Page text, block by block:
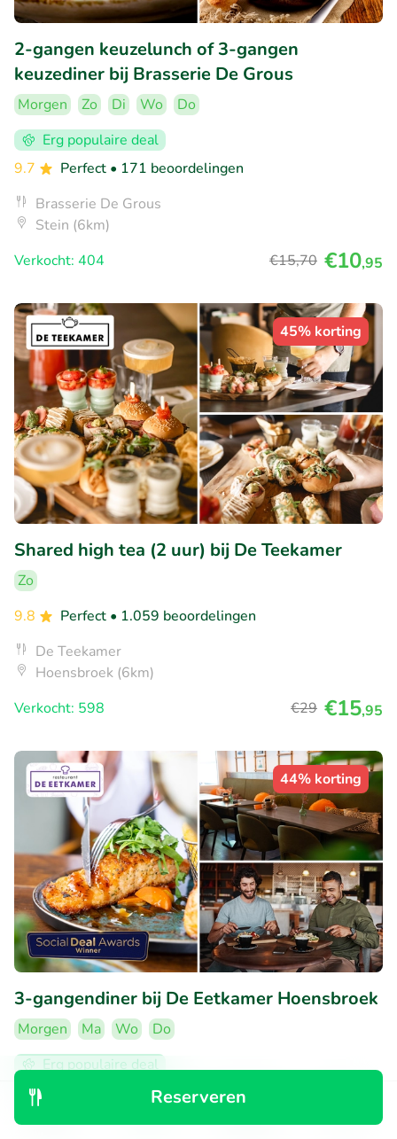
Reserveren
2-gangen keuzelunch of 3-gangen
keuzediner bij Brasserie De Grous
Morgen Zo Di Wo
Do
Erg populaire deal
9.7
Perfect • 171 beoordelingen
Brasserie De Grous
Stein (6km)
Verkocht: 404
€15,70 €10,95
45% korting
Shared high tea (2 uur) bij De Teekamer
Zo
9.8
Perfect • 1.059 beoordelingen
De Teekamer
Hoensbroek (6km)
Verkocht: 598
€29 €15,95
44% korting
3-gangendiner bij De Eetkamer Hoensbroek
Morgen Ma Wo
Do
Erg populaire deal
9.3
• 6.375 beoordelingen
De Eetkamer Hoensbroek